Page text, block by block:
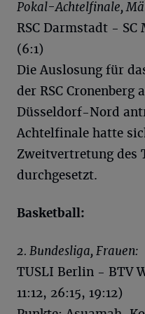
Pokal-Achtelfinale,
RSC Darmstadt - SC
(6:1)
Die Auslosung für
der RSC Cronenberg
Düsseldorf-Nord
Achtelfinale hatte
Zweitvertretung des
durchgesetzt.
Basketball:
2. Bundesliga, Frauen:
TUSLI Berlin - BTV
11:12, 26:15, 19:12)